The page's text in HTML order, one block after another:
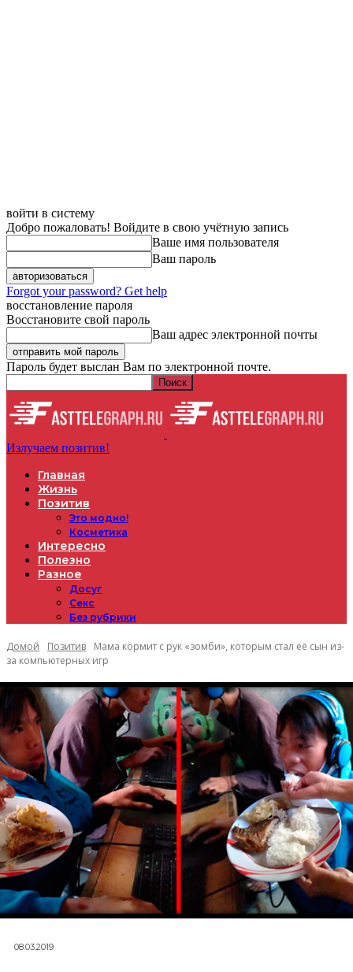
войти в систему
Добро пожаловать! Войдите в свою учётную запись
Ваше имя пользователя
Ваш пароль
Forgot your password? Get help
восстановление пароля
Восстановите свой пароль
Ваш адрес электронной почты
Пароль будет выслан Вам по электронной почте.
Излучаем позитив!
Главная
Жизнь
Позитив
Это модно!
Косметика
Интересно
Полезно
Разное
Досуг
Секс
Без рубрики
Домой Позитив
Мама кормит с рук «зомби», которым стал её сын из-
за компьютерных игр
08.03.2019